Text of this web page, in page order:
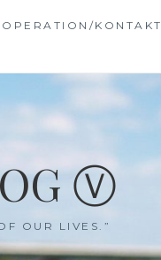
KONTAKT
Ⓥ
OUR LIVES.”